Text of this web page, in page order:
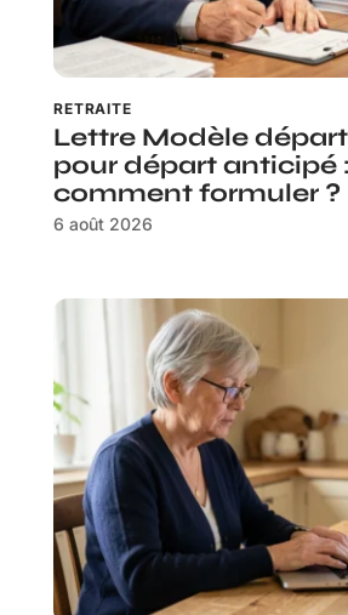
RETRAITE
Lettre Modèle
pour départ anticipé :
comment formuler ?
6 août 2026